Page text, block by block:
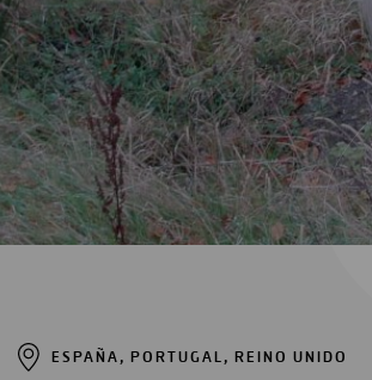
ESPAÑA, PORTUGAL, REINO UNIDO